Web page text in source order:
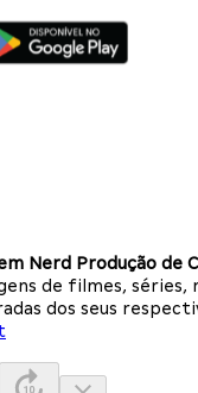
Nerd Produção de
de filmes, séries,
dos seus